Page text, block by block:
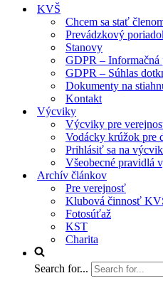
KVŠ
Chcem sa stať
Prevádzkový
Stanovy
GDPR –
GDPR – Súhlas
Dokumenty na
Kontakt
Výcviky
Výcviky pre
Vodácky krúžok pre
Prihlásiť sa na výcvik
Všeobecné pravidlá
Archív článkov
Pre verejnosť
Klubová činnosť
Fotosúťaž
KST
Charita
Search for...